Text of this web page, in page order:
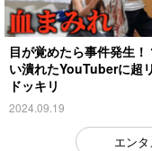
目が覚めたら事件発生
い潰れたYouTuberに超
ドッキリ
2024.09.19
エン